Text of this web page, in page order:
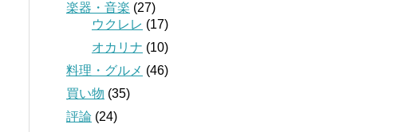
楽器・音楽 (27)
ウクレレ (17)
オカリナ (10)
料理・グルメ (46)
買い物 (35)
評論 (24)